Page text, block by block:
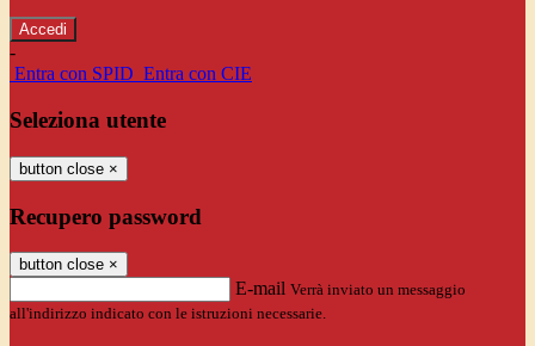
-
Entra con SPID Entra con CIE
Seleziona utente
button close ×
Recupero password
button close ×
E-mail Verrà inviato un messaggio
all'indirizzo indicato con le istruzioni necessarie.